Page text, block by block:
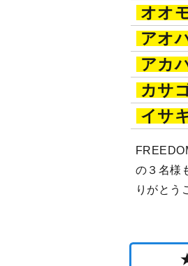
オオ
アオ
アカ
カサ
イサ
の３名様
りがとう